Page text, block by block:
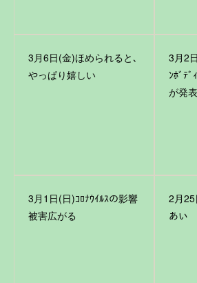
3月6日(金)ほめられると､
やっぱり嬉しい
3月2
ﾝﾎﾞﾃ
が発
3月1日(日)ｺﾛﾅｳｲﾙｽの影響
被害広がる
2月
あい